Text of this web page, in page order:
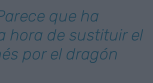
que ha
hora de sustituir el
por el dragón